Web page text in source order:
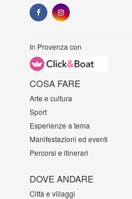
In Provenza con
COSA FARE
Arte e cultura
Sport
Esperienze a tema
Manifestazioni ed eventi
Percorsi e itinerari
DOVE ANDARE
Città e villaggi